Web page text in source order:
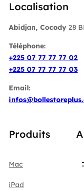
Localisation
Abidjan, Cocody28
Téléphone:
+225 07 77 77 77 02
+225 07 77 77 77 03
Email:
Produits
Mac
iPad